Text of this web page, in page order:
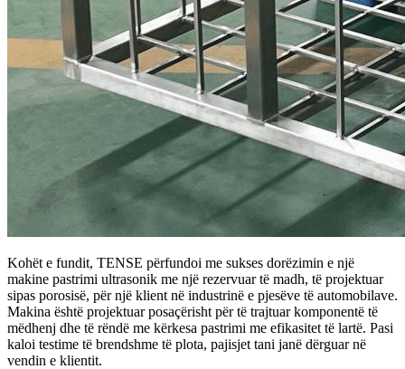
Kohët e fundit, TENSE përfundoi me sukses dorëzimin e një
makine pastrimi ultrasonik me një rezervuar të madh, të projektuar
sipas porosisë, për një klient në industrinë e pjesëve të automobilave.
Makina është projektuar posaçërisht për të trajtuar komponentë të
mëdhenj dhe të rëndë me kërkesa pastrimi me efikasitet të lartë. Pasi
kaloi testime të brendshme të plota, pajisjet tani janë dërguar në
vendin e klientit.